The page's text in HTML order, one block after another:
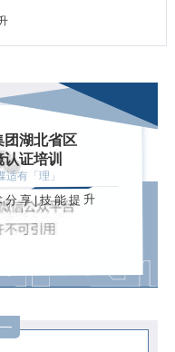
湖北省区
证培训
适有「理」
享|技能提升